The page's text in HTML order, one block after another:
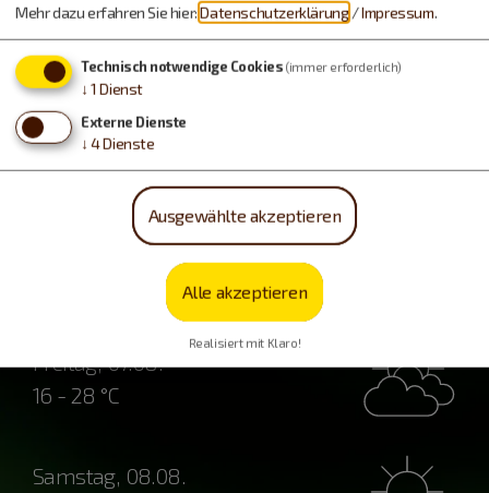
Freizeitspaß
Freitag, 07.08.
16 - 28 °C
Samstag, 08.08.
Mehr dazu erfahren Sie hier:Datenschutzerklärung /Impressum.
Technisch notwendige Cookies (immer erforderlich)
↓ 1 Dienst
Externe Dienste
↓ 4Dienste
Ausgewählte akzeptieren
Alle akzeptieren
Realisiert mit Klaro!